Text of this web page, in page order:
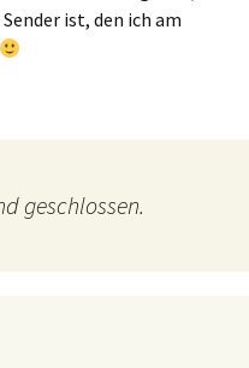
ist, den ich am
geschlossen.